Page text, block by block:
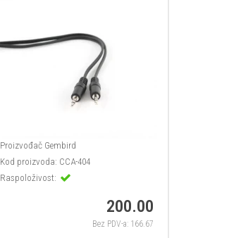
ProizvođačGembird
Kod proizvoda: CCA-404
Raspoloživost:
200.00
Bez PDV-a: 166.67